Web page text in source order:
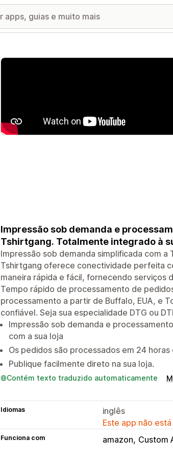
Galeria de imagens em destaque
Impressão sob demanda e
Tshirtgang. Totalmente integrado à
Impressão sob demanda simplificada com a
Tshirtgang oferece conectividade perfeita
maneira rápida e fácil, fornecendo
Tempo rápido de processamento de
processamento a partir de Buffalo, EUA, e
confiável. Seja sua especialidade DTG ou
Impressão sob demanda e
com a sua loja
Os pedidos são processados em 24
Publique facilmente direto na sua loja.
Contém texto traduzido automaticamente
Idiomas
inglês
Este app não
Funciona com amazon Custom